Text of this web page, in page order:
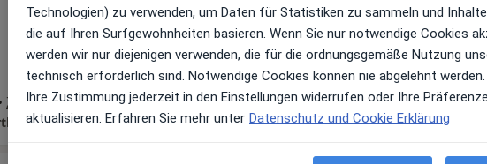
Zu Google Maps
BDH-Klinik Waldkirch Abt. Orthopädie und Unfallchirurgie
Technologien) zu verwenden, um Daten für Statistiken zu sammeln und
die auf Ihren Surfgewohnheiten basieren. Wenn Sie nur notwendige Cookies
werden wir nur diejenigen verwenden, die für die ordnungsgemäße Nutzung
technisch erforderlich sind. Notwendige Cookies können nie abgelehnt werden.
Ihre Zustimmung jederzeit in den Einstellungen widerrufen oder Ihre
aktualisieren. Erfahren Sie mehr unter Datenschutz und Cookie Erklärung